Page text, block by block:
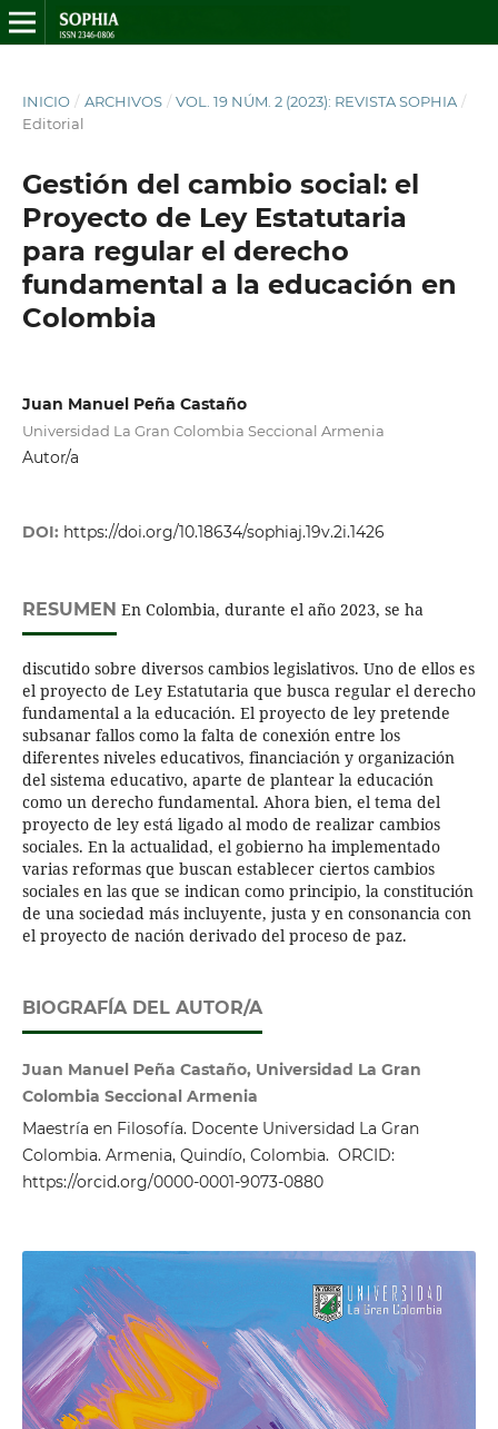
INICIO / ARCHIVOS / VOL. 19 NÚM. 2 (2023): REVISTA SOPHIA /
Editorial
Gestión del cambio social: el
Proyecto de Ley Estatutaria
para regular el derecho
fundamental a la educación en
Colombia
Juan Manuel Peña Castaño
Universidad La Gran Colombia Seccional Armenia
Autor/a
DOI: https://doi.org/10.18634/sophiaj.19v.2i.1426
RESUMEN En Colombia, durante el año 2023, se ha
discutido sobre diversos cambios legislativos. Uno de ellos es
el proyecto de Ley Estatutaria que busca regular el derecho
fundamental a la educación. El proyecto de ley pretende
subsanar fallos como la falta de conexión entre los
diferentes niveles educativos, financiación y organización
del sistema educativo, aparte de plantear la educación
como un derecho fundamental. Ahora bien, el tema del
proyecto de ley está ligado al modo de realizar cambios
sociales. En la actualidad, el gobierno ha implementado
varias reformas que buscan establecer ciertos cambios
sociales en las que se indican como principio, la constitución
de una sociedad más incluyente, justa y en consonancia con
el proyecto de nación derivado del proceso de paz.
BIOGRAFÍA DEL AUTOR/A
Juan Manuel Peña Castaño, Universidad La Gran
Colombia Seccional Armenia
Maestría en Filosofía. Docente Universidad La Gran
Colombia. Armenia, Quindío, Colombia. ORCID:
https://orcid.org/0000-0001-9073-0880